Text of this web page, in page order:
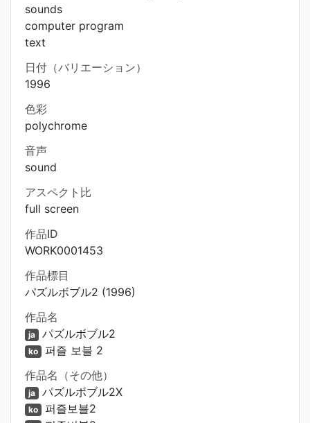
sounds
computer program
text
日付（バリエーション）
1996
色彩
polychrome
音声
sound
アスペクト比
full screen
作品ID
WORK0001453
作品標目
パズルボブル2 (1996)
作品名
ja パズルボブル2
ko 퍼즐 보블 2
作品名（その他）
ja パズルボブル2X
ko 퍼즐보블2